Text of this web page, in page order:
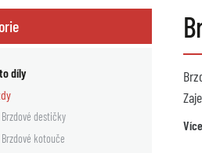
díly
Brzdové destičky
Brzdové kotouče